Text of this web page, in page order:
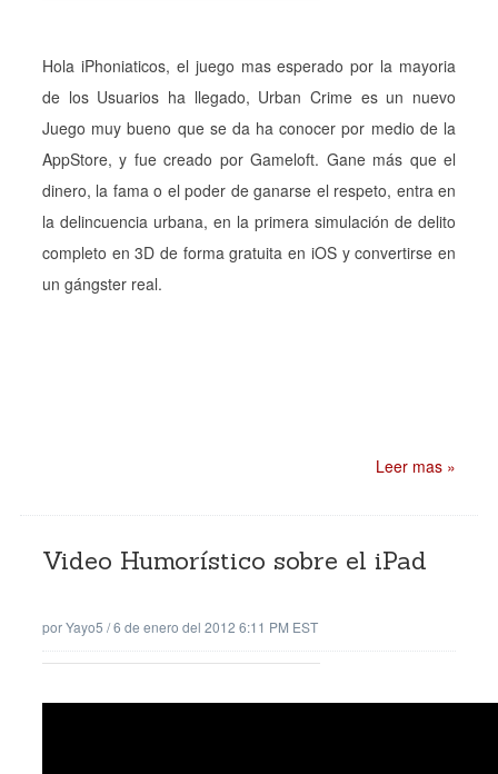
Hola iPhoniaticos, el juego mas esperado por la mayoria
de los Usuarios ha llegado, Urban Crime es un nuevo
Juego muy bueno que se da ha conocer por medio de la
AppStore, y fue creado por Gameloft. Gane más que el
dinero, la fama o el poder de ganarse el respeto, entra en
la delincuencia urbana, en la primera simulación de delito
completo en 3D de forma gratuita en iOS y convertirse en
un gángster real.
Leer mas »
Video Humorístico sobre el iPad
porYayo5 /6 de enero del 2012 6:11 PM EST